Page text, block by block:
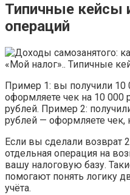
Типичные кейсы
операций
Пример 1: вы получили 10
оформляете чек на 10 000
рублей. Пример 2:
рублей — оформляете чек,
Если вы сделали возврат
отдельная операция на
вашу налоговую базу.
помогают понять логику
учёта.